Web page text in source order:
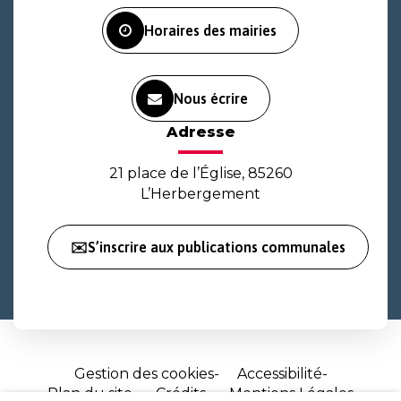
Horaires des mairies
Nous écrire
Adresse
21 place de l’Église, 85260
L’Herbergement
✉️S’inscrire aux publications communales
Gestion des cookies
Accessibilité
Plan du site
Crédits Mentions Légales